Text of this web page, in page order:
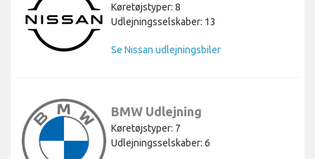
Køretøjstyper: 8
Udlejningsselskaber: 13
Se Nissan udlejningsbiler
BMW Udlejning
Køretøjstyper: 7
Udlejningsselskaber: 6